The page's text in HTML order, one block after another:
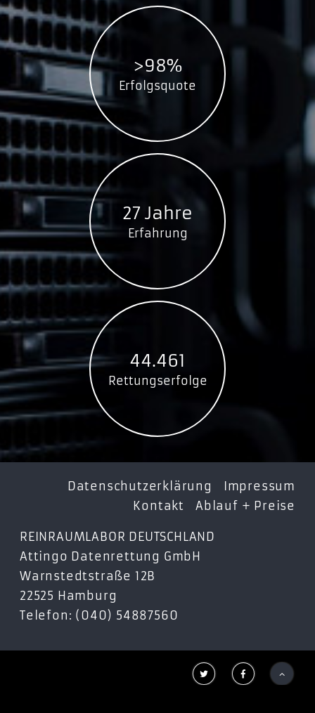
ST3250312AS
ST3320413AS
ST3500413AS
ST3750525AS
ST31000524AS
Seagate Barracuda 7200.12 XT
ST32000641AS
ST33000651AS
Seagate Barracuda 7200.13 XT
ST4000DX000
Seagate Barracuda 7200.14
ST320DM000
ST500DM002
ST750DM003
ST1000DM003
ST1500DM003
ST2000DM001
Seagate Barracuda LP 5900
ST31000520AS
ST31500541AS
ST32000542AS
Seagate Barracuda Green
>98%
Erfolgsquote
27 Jahre
Erfahrung
44.461
Rettungserfolge
Datenschutzerklärung
Impressum
Kontakt
Ablauf + Preise
REINRAUMLABOR DEUTSCHLAND
Attingo Datenrettung GmbH
Warnstedtstraße 12B
22525 Hamburg
Telefon: (040) 54887560
  